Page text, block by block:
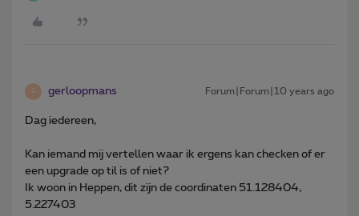
G gerloopmans Forum|Forum|10 years ago
Dag iedereen,
Kan iemand mij vertellen waar ik ergens kan checken of er
een upgrade op til is of niet?
Ik woon in Heppen, dit zijn de coordinaten 51.128404,
5.227403